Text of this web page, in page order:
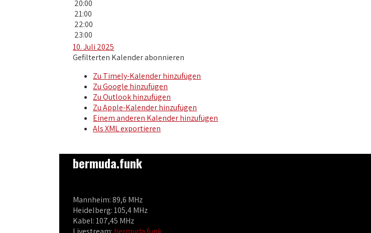
20:00
21:00
22:00
23:00
10. Juli 2025
Gefilterten Kalender abonnieren
Zu Timely-Kalender hinzufügen
Zu Google hinzufügen
Zu Outlook hinzufügen
Zu Apple-Kalender hinzufügen
Einem anderen Kalender hinzufügen
Als XML exportieren
bermuda.funk
Mannheim: 89,6 MHz
Heidelberg: 105,4 MHz
Kabel: 107,45 MHz